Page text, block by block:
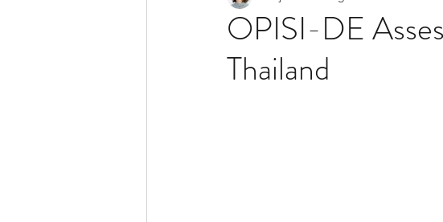
OPISI-DE
Thailand